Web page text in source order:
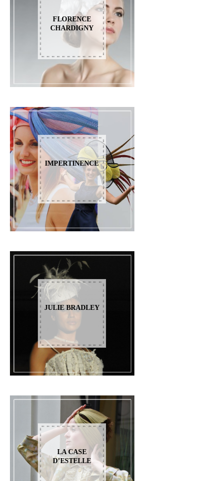
FLORENCE
CHARDIGNY
IMPERTINENCE
JULIE BRADLEY
LA CASE
D’ESTELLE